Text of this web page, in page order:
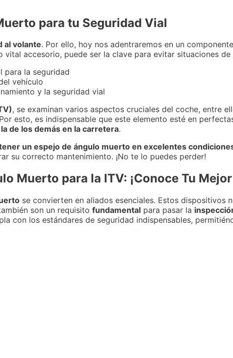
para tu Seguridad Vial
al volante. Por ello, hoy nos adentraremos en un
vital accesorio, puede ser la clave para evitar situaciones
para la seguridad
vehículo
y la seguridad vial
, se examinan varios aspectos cruciales del coche, entre
esto, es indispensable que este elemento esté en
de los demás en la carretera.
un espejo de ángulo muerto en excelentes
su correcto mantenimiento. ¡No te lo puedes perder!
Muerto para la ITV: ¡Conoce Tu
se convierten en aliados esenciales. Estos dispositivos
son un requisito fundamental para pasar la
con los estándares de seguridad indispensables,